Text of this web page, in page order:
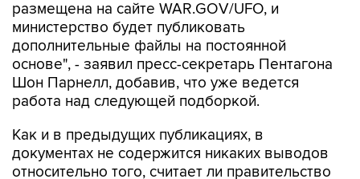
размещена на сайте WAR.GOV/UFO, и
министерство будет публиковать
дополнительные файлы на постоянной
основе", - заявил пресс-секретарь Пентагона
Шон Парнелл, добавив, что уже ведется
работа над следующей подборкой.
Как и в предыдущих публикациях, в
документах не содержится никаких выводов
относительно того, считает ли правительство